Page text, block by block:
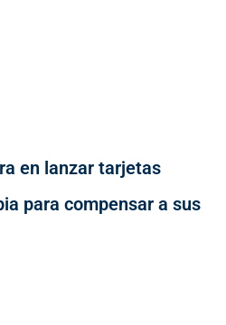
en lanzar tarjetas
para compensar a sus